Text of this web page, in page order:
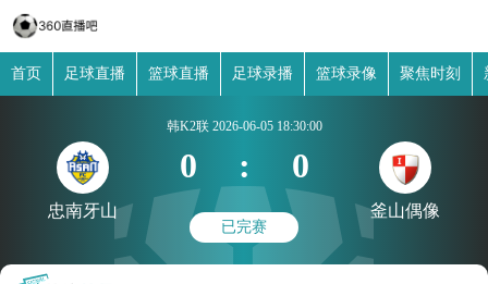
首页 足球直播 篮球直播 足球录播 篮球录像 聚焦时刻
忠南牙山
韩K2联 2026-06-05 18:30:00
0 : 0
已完赛
釜山偶像